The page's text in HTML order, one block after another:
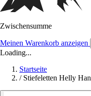
Zwischensumme
Meinen Warenkorb anzeigen
Loading...
Startseite
/ Stiefeletten Helly